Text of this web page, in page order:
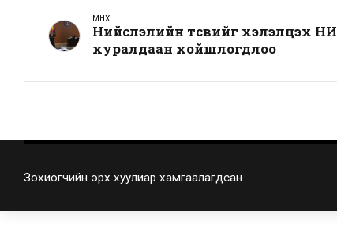
ӨМНӨХ
Нийслэлийн төсвийг хэлэлцэх
хуралдаан хойшлогдлоо
Зохиогчийн эрх хуулиар хамгаалагдсан